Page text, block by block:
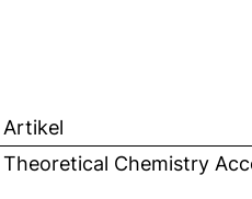
Artikel
Theoretical Chemistry